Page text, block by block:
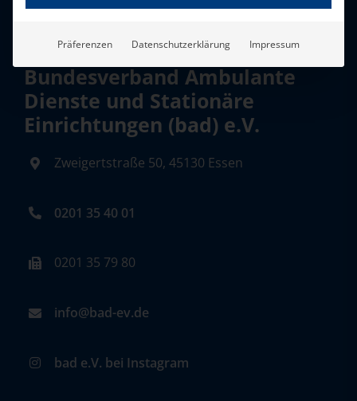
Bundesverband Ambulante
Dienste und Stationäre
Einrichtungen (bad) e.V.
Zweigertstraße 50, 45130 Essen
0201 35 40 01
0201 35 79 80
info@bad-ev.de
bad e.V. bei Instagram
Präferenzen Datenschutzerklärung Impressum